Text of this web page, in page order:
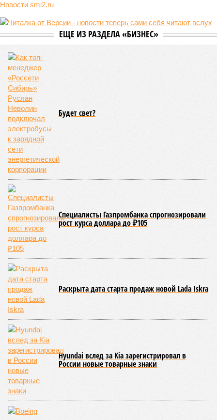
Новости smi2.ru
ЕЩЕ ИЗ РАЗДЕЛА «БИЗНЕС»
Будет свет?
Специалисты Газпромбанка спрогнозировали
рост курса доллара до ₽105
Раскрыта дата старта продаж новой Lada Iskra
Hyundai вслед за Kia зарегистрировал в
России новые товарные знаки